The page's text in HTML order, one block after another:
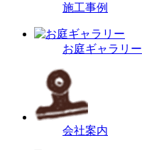
施工事例
お庭ギャラリー
会社案内